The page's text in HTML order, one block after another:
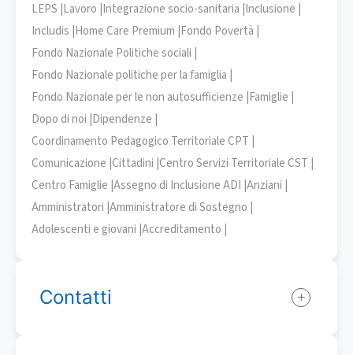
LEPS | Lavoro | Integrazione socio-sanitaria | Inclusione |
Includis | Home Care Premium | Fondo Povertà |
Fondo Nazionale Politiche sociali |
Fondo Nazionale politiche per la famiglia |
Fondo Nazionale per le non autosufficienze | Famiglie |
Dopo di noi | Dipendenze |
Coordinamento Pedagogico Territoriale CPT |
Comunicazione | Cittadini | Centro Servizi Territoriale CST |
Centro Famiglie | Assegno di Inclusione ADI | Anziani |
Amministratori | Amministratore di Sostegno |
Adolescenti e giovani | Accreditamento |
Contatti